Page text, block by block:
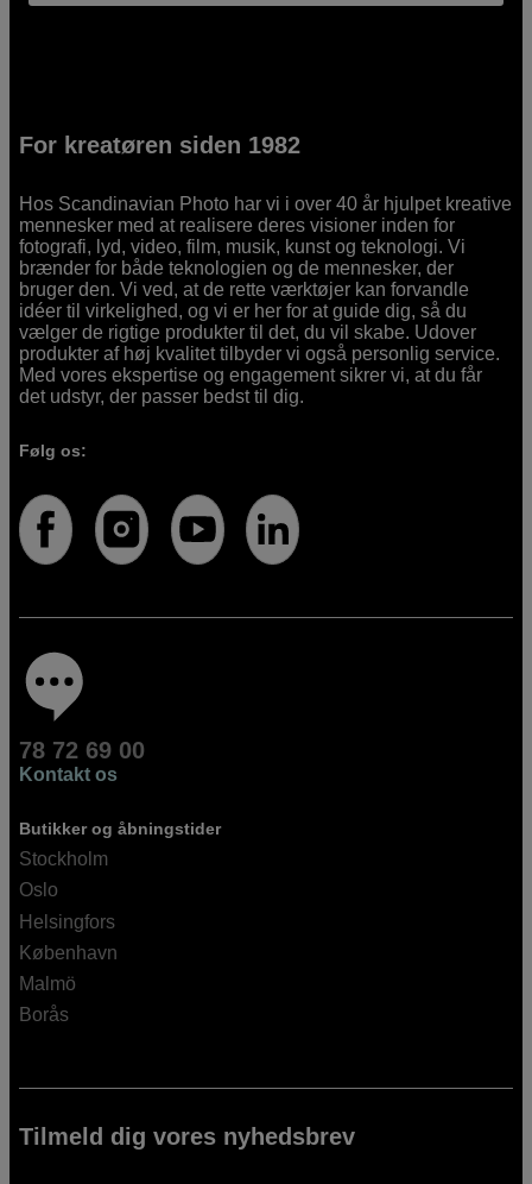
For kreatøren siden 1982
Hos Scandinavian Photo har vi i over 40 år hjulpet kreative
mennesker med at realisere deres visioner inden for
fotografi, lyd, video, film, musik, kunst og teknologi. Vi
brænder for både teknologien og de mennesker, der
bruger den. Vi ved, at de rette værktøjer kan forvandle
idéer til virkelighed, og vi er her for at guide dig, så du
vælger de rigtige produkter til det, du vil skabe. Udover
produkter af høj kvalitet tilbyder vi også personlig service.
Med vores ekspertise og engagement sikrer vi, at du får
det udstyr, der passer bedst til dig.
Følg os:
78 72 69 00
Kontakt os
Butikker og åbningstider
Stockholm
Oslo
Helsingfors
København
Malmö
Borås
Tilmeld dig vores nyhedsbrev